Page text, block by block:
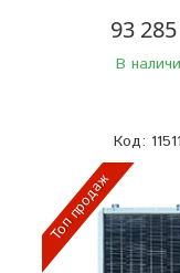
93
В
Топ продаж